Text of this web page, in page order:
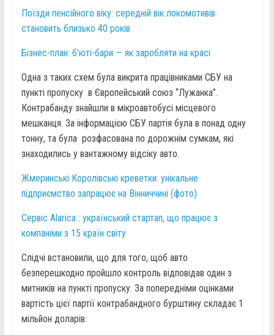
Поїзди пенсійного віку: середній вік локомотивів
становить близько 40 років
Бізнес-план: б’юті-бари — як заробляти на красі
Одна з таких схем була викрита працівниками СБУ на
пункті пропуску в Європейський союз “Лужанка”.
Контрабанду знайшли в мікроавтобусі місцевого
мешканця. За інформацією СБУ партія була в понад одну
тонну, та була розфасована по дорожнім сумкам, які
знаходились у вантажному відсіку авто.
Жмеринські Королівські креветки: унікальне
підприємство запрацює на Вінниччині (фото)
Сервіс Alarica : український стартап, що працює з
компаніми з 15 країн світу
Слідчі встановили, що для того, щоб авто
безперешкодно пройшло контроль відповідав один з
митників на пункті пропуску. За попередніми оцінками
вартість цієї партії контрабандного бурштину складає 1
мільйон доларів.